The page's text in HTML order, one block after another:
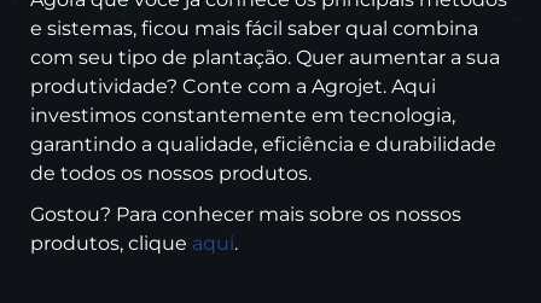
e sistemas, ficou mais fácil saber qual combina
com seu tipo de plantação. Quer aumentar a sua
produtividade? Conte com a Agrojet. Aqui
investimos constantemente em tecnologia,
garantindo a qualidade, eficiência e durabilidade
de todos os nossos produtos.
Gostou? Para conhecer mais sobre os nossos
produtos, clique aqui.